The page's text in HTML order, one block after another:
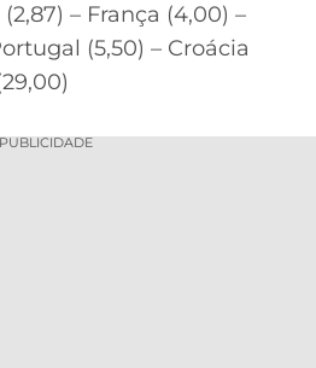
– França (4,00) –
(5,50) – Croácia
PUBLICIDADE